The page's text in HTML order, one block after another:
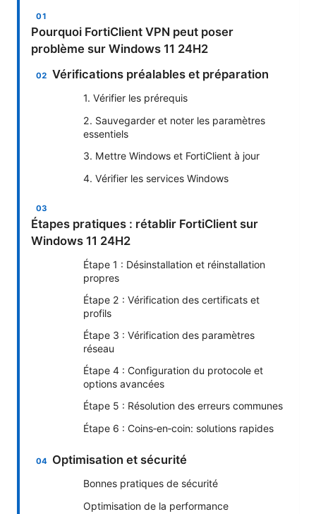
Pourquoi FortiClient VPN peut poser
problème sur Windows 11 24H2
Vérifications préalables et préparation
1. Vérifier les prérequis
2. Sauvegarder et noter les paramètres
essentiels
3. Mettre Windows et FortiClient à jour
4. Vérifier les services Windows
Étapes pratiques : rétablir FortiClient sur
Windows 11 24H2
Étape 1 : Désinstallation et réinstallation
propres
Étape 2 : Vérification des certificats et
profils
Étape 3 : Vérification des paramètres
réseau
Étape 4 : Configuration du protocole et
options avancées
Étape 5 : Résolution des erreurs communes
Étape 6 : Coins‑en‑coin: solutions rapides
Optimisation et sécurité
Bonnes pratiques de sécurité
Optimisation de la performance